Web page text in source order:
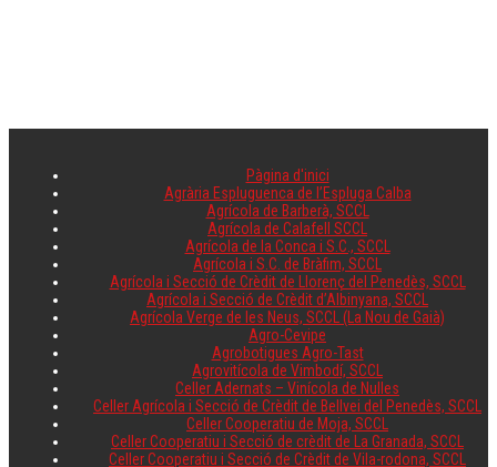
Pàgina d'inici
Agrària Espluguenca de l’Espluga Calba
Agrícola de Barberà, SCCL
Agrícola de Calafell SCCL
Agrícola de la Conca i S.C., SCCL
Agrícola i S.C. de Bràfim, SCCL
Agrícola i Secció de Crèdit de Llorenç del Penedès, SCCL
Agrícola i Secció de Crèdit d’Albinyana, SCCL
Agrícola Verge de les Neus, SCCL (La Nou de Gaià)
Agro-Cevipe
Agrobotigues Agro-Tast
Agrovitícola de Vimbodí, SCCL
Celler Adernats – Vinícola de Nulles
Celler Agrícola i Secció de Crèdit de Bellvei del Penedès, SCCL
Celler Cooperatiu de Moja, SCCL
Celler Cooperatiu i Secció de crèdit de La Granada, SCCL
Celler Cooperatiu i Secció de Crèdit de Vila-rodona, SCCL